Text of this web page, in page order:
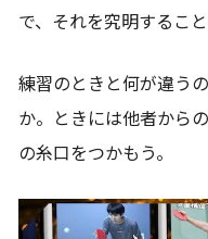
で、それを究明するこ
練習のときと何が違う
か。ときには他者から
の糸口をつかもう。